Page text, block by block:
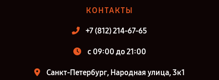
КОНТАКТЫ
+7 (812) 214-67-65
c 09:00 до 21:00
Санкт-Петербург, Народная улица, 3к1